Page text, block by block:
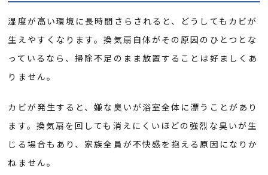
湿度が高い環境に長時間さらされると、どうしてもカビが
生えやすくなります。換気扇自体がその原因のひとつとな
っているなら、掃除不足のまま放置することは好ましくあ
りません。
カビが発生すると、嫌な臭いが浴室全体に漂うことがあり
ます。換気扇を回しても消えにくいほどの強烈な臭いが生
じる場合もあり、家族全員が不快感を抱える原因になりか
ねません。